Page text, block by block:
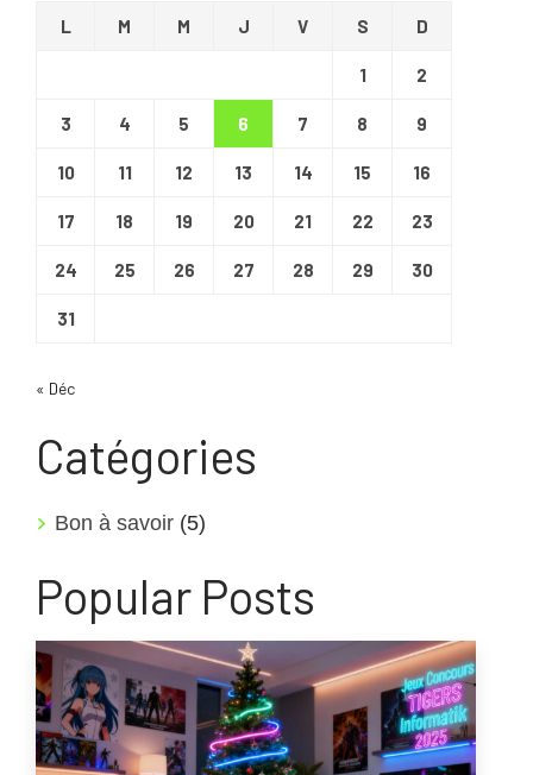
faire
L M M J V S D
1 2
3 4 5 6 7 8 9
10 11 12 13 14 15 16
17 18 19 20 21 22 23
24 25 26 27 28 29 30
31
« Déc
Catégories
Bon à savoir (5)
Popular Posts